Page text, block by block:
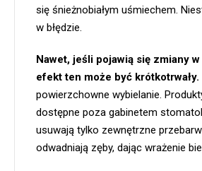
się śnieżnobiałym uśmiechem.
w błędzie.
Nawet, jeśli pojawią się zmiany
efekt ten może być krótkotrwały.
powierzchowne wybielanie.
dostępne poza gabinetem
usuwają tylko zewnętrzne
odwadniają zęby, dając wrażenie